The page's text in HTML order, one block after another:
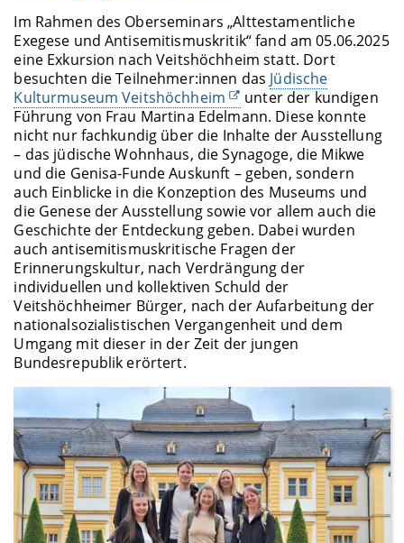
Im Rahmen des Oberseminars „Alttestamentliche
Exegese und Antisemitismuskritik“ fand am 05.06.2025
eine Exkursion nach Veitshöchheim statt. Dort
besuchten die Teilnehmer:innen das Jüdische
Kulturmuseum Veitshöchheim
unter der kundigen
Führung von Frau Martina Edelmann. Diese konnte
nicht nur fachkundig über die Inhalte der Ausstellung
– das jüdische Wohnhaus, die Synagoge, die Mikwe
und die Genisa-Funde Auskunft – geben, sondern
auch Einblicke in die Konzeption des Museums und
die Genese der Ausstellung sowie vor allem auch die
Geschichte der Entdeckung geben. Dabei wurden
auch antisemitismuskritische Fragen der
Erinnerungskultur, nach Verdrängung der
individuellen und kollektiven Schuld der
Veitshöchheimer Bürger, nach der Aufarbeitung der
nationalsozialistischen Vergangenheit und dem
Umgang mit dieser in der Zeit der jungen
Bundesrepublik erörtert.